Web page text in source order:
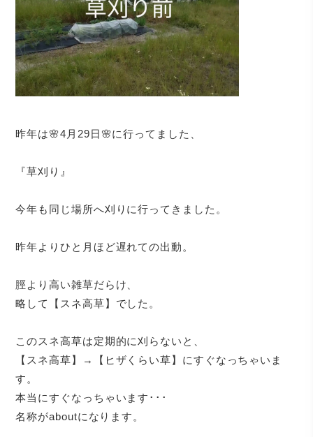
昨年は🌸4月29日🌸に行ってました、
『草刈り』
今年も同じ場所へ刈りに行ってきました。
昨年よりひと月ほど遅れての出動。
脛より高い雑草だらけ、
略して【スネ高草】でした。
このスネ高草は定期的に刈らないと、
【スネ高草】→【ヒザくらい草】にすぐなっちゃいま
す。
本当にすぐなっちゃいます･･･
名称がaboutになります。